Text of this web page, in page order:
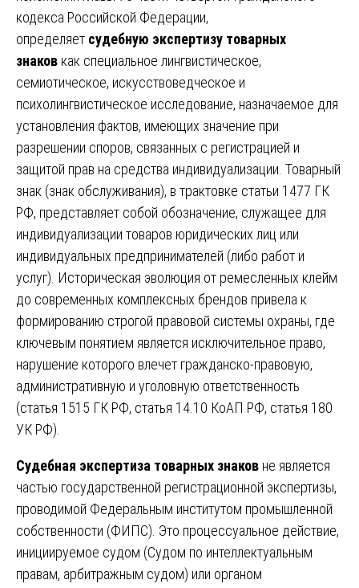
кодекса Российской Федерации,
определяет судебную экспертизу товарных
знаков как специальное лингвистическое,
семиотическое, искусствоведческое и
психолингвистическое исследование, назначаемое для
установления фактов, имеющих значение при
разрешении споров, связанных с регистрацией и
защитой прав на средства индивидуализации. Товарный
знак (знак обслуживания), в трактовке статьи 1477 ГК
РФ, представляет собой обозначение, служащее для
индивидуализации товаров юридических лиц или
индивидуальных предпринимателей (либо работ и
услуг). Историческая эволюция от ремесленных клейм
до современных комплексных брендов привела к
формированию строгой правовой системы охраны, где
ключевым понятием является исключительное право,
нарушение которого влечет гражданско-правовую,
административную и уголовную ответственность
(статья 1515 ГК РФ, статья 14.10 КоАП РФ, статья 180
УК РФ).
Судебная экспертиза товарных знаков не является
частью государственной регистрационной экспертизы,
проводимой Федеральным институтом промышленной
собственности (ФИПС). Это процессуальное действие,
инициируемое судом (Судом по интеллектуальным
правам, арбитражным судом) или органом